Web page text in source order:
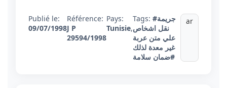
Publié le:
09/07/1998
Référence:
J P
29594/1998
Pays:
Tunisie,
Tags: #جريمة
نقل اشخاص
علي متن عربة
غير معدة لذلك
#ضمان سلامة
ar